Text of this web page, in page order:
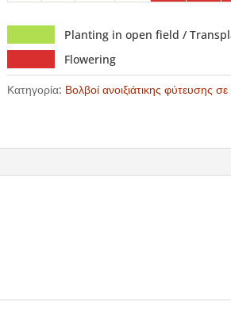
Planting in open field /
Flowering
Κατηγορία: Βολβοί ανοιξιάτικης φύτευσης